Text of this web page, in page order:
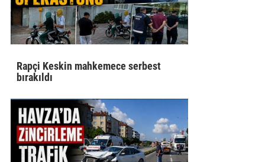
Rapçi Keskin mahkemece serbest
bırakıldı